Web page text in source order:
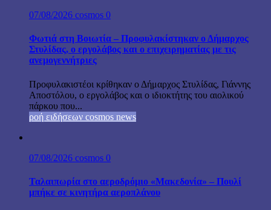
07/08/2026 cosmos 0
Φωτιά στη Βοιωτία – Προφυλακίστηκαν ο Δήμαρχος
Στυλίδας, ο εργολάβος και ο επιχειρηματίας με τις
ανεμογεννήτριες
Προφυλακιστέοι κρίθηκαν ο Δήμαρχος Στυλίδας, Γιάννης
Αποστόλου, ο εργολάβος και ο ιδιοκτήτης του αιολικού
πάρκου που...
ροή ειδήσεων cosmos news
07/08/2026 cosmos 0
Ταλαιπωρία στο αεροδρόμιο «Μακεδονία» – Πουλί
μπήκε σε κινητήρα αεροπλάνου